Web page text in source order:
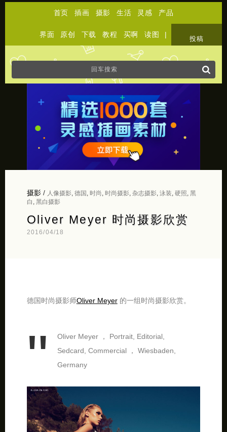
首页 插画 摄影 生活 灵感 产品
界面 原创 下载 教程 买啊 读图 |
投稿
摄影/ 人像摄影, 德国 时尚 时尚摄影, 杂志摄影, 泳装 硬照 黑
白
黑白摄影
Oliver Meyer 时尚摄影欣赏
2016/04/18
德国时尚摄影师Oliver Meyer的一组时尚摄影欣赏。
Oliver Meyer ， Portrait, Editorial,
Sedcard, Commercial ， Wiesbaden,
Germany